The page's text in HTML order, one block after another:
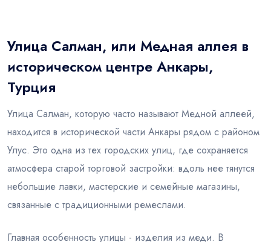
Улица Салман, или Медная аллея в
историческом центре Анкары,
Турция
Улица Салман, которую часто называют Медной аллеей,
находится в исторической части Анкары рядом с районом
Улус. Это одна из тех городских улиц, где сохраняется
атмосфера старой торговой застройки: вдоль нее тянутся
небольшие лавки, мастерские и семейные магазины,
связанные с традиционными ремеслами.
Главная особенность улицы - изделия из меди. В